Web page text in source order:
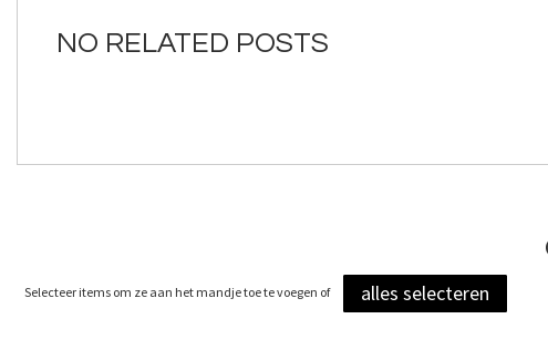
gallerijNO RELATED POSTS
Selecteer items om ze aan het mandje toe te voegen of alles selecteren